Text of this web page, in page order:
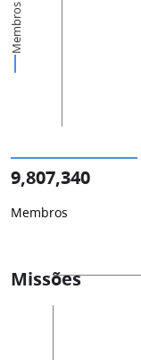
Membros
9,807,340
Membros
Missões